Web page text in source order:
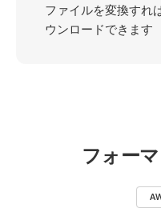
ファイルを変換すれ
ウンロードできます
フォー